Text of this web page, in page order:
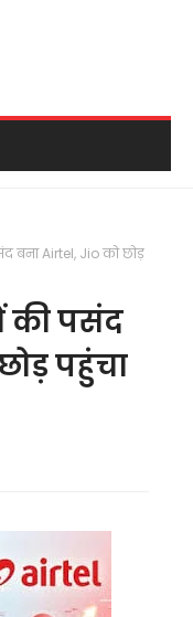
बना Airtel, Jio को छोड़
की पसंद
पहुंचा